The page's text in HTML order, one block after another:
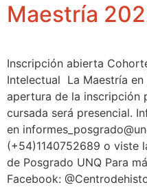
Maestría
Inscripción abierta
Intelectual La Maestría
apertura de la inscripción
cursada será presencial.
en
(+54)1140752689 o viste
de Posgrado UNQ Para
Facebook: